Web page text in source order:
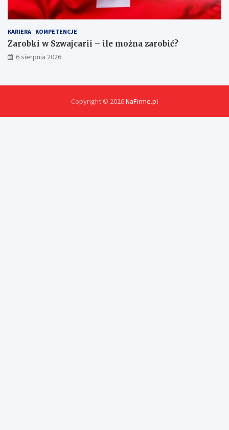
ó
w
?
KARIERA KOMPETENCJE
Zarobki w Szwajcarii – ile można zarobić?
6 sierpnia 2026
Copyright © 2026NaFirme.pl